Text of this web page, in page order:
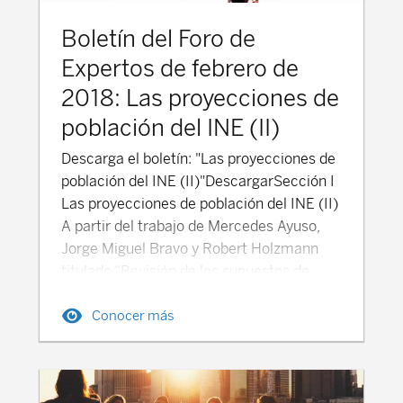
Boletín del Foro de
Expertos de febrero de
2018: Las proyecciones de
población del INE (II)
Descarga el boletín: "Las proyecciones de
población del INE (II)"DescargarSección I
Las proyecciones de población del INE (II)
A partir del trabajo de Mercedes Ayuso,
Jorge Miguel Bravo y Robert Holzmann
titulado “Revisión de los supuestos de
condicionantes demográficos de la
organización internacional, de los
la documentación académica” se
Conocer más